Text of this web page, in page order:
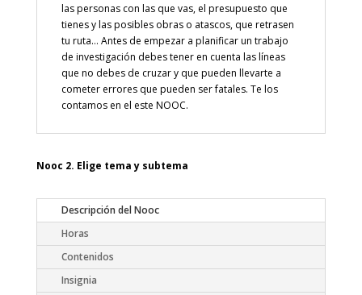
las personas con las que vas, el presupuesto que
tienes y las posibles obras o atascos, que retrasen
tu ruta… Antes de empezar a planificar un trabajo
de investigación debes tener en cuenta las líneas
que no debes de cruzar y que pueden llevarte a
cometer errores que pueden ser fatales. Te los
contamos en el este NOOC.
Nooc 2. Elige tema y subtema
Descripción del Nooc
Horas
Contenidos
Insignia